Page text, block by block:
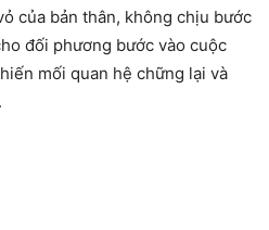
của bản thân, không chịu bước
đối phương bước vào cuộc
mối quan hệ chững lại và